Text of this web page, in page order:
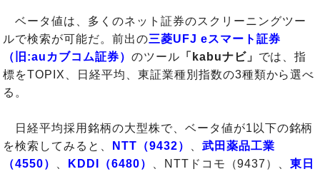
ベータ値は、多くのネット証券のスクリーニングツー
ルで検索が可能だ。前出の三菱UFJ eスマート証券
（旧:auカブコム証券） のツール 「kabuナビ」 では、指
標をTOPIX、日経平均、東証業種別指数の3種類から選べ
る。
日経平均採用銘柄の大型株で、ベータ値が1以下の銘柄
を検索してみると、
NTT（9432）
武田薬品工業
（4550）
KDDI（6480） 、NTTドコモ（9437）、東日